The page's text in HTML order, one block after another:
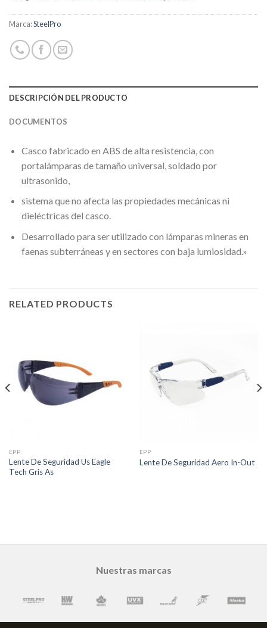
Marca:SteelPro
DESCRIPCIÓN DEL PRODUCTO
DOCUMENTOS
Casco fabricado en ABS de alta resistencia, con
portalámparas de tamaño universal, soldado por
ultrasonido,
sistema que no afecta las propiedades mecánicas ni
dieléctricas del casco.
Desarrollado para ser utilizado con lámparas mineras en
faenas subterráneas y en sectores con baja lumiosidad.»
RELATED PRODUCTS
EPP
Lente De Seguridad Us Eagle
Tech Gris As
EPP
Lente De Seguridad Aero In-Out
Nuestras marcas